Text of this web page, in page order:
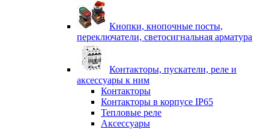
Кнопки, кнопочные посты,
переключатели, светосигнальная арматура
Контакторы, пускатели, реле и
аксессуары к ним
Контакторы
Контакторы в корпусе IP65
Тепловые реле
Аксессуары